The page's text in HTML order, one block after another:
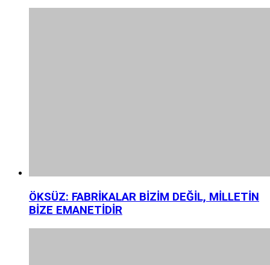
ÖKSÜZ: FABRİKALAR BİZİM DEĞİL, MİLLETİN
BİZE EMANETİDİR